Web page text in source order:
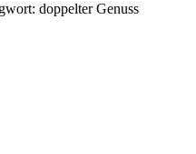
doppelter Genuss